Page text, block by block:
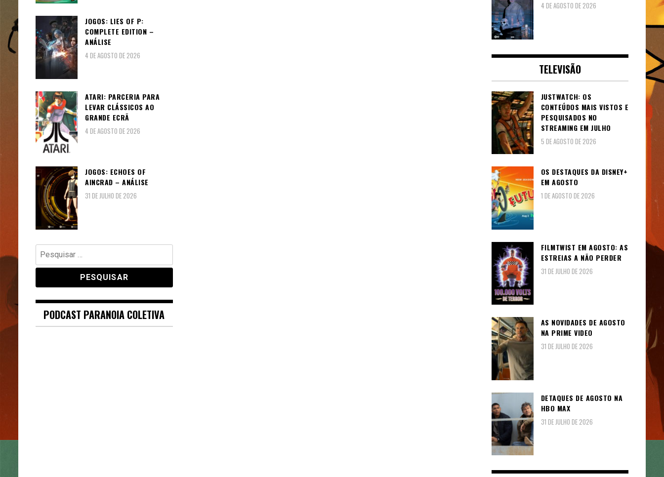
JOGOS: LIES OF P:
COMPLETE EDITION –
ANÁLISE
4 DE AGOSTO DE 2026
ATARI: PARCERIA PARA
LEVAR CLÁSSICOS AO
GRANDE ECRÃ
4 DE AGOSTO DE 2026
JOGOS: ECHOES OF
AINCRAD – ANÁLISE
31 DE JULHO DE 2026
Pesquisar
por:
PODCAST PARANOIA COLETIVA
4 DE AGOSTO DE 2026
TELEVISÃO
JUSTWATCH: OS
CONTEÚDOS MAIS VISTOS E
PESQUISADOS NO
STREAMING EM JULHO
5 DE AGOSTO DE 2026
OS DESTAQUES DA DISNEY+
EM AGOSTO
1 DE AGOSTO DE 2026
FILMTWIST EM AGOSTO: AS
ESTREIAS A NÃO PERDER
31 DE JULHO DE 2026
AS NOVIDADES DE AGOSTO
NA PRIME VIDEO
31 DE JULHO DE 2026
DETAQUES DE AGOSTO NA
HBO MAX
31 DE JULHO DE 2026